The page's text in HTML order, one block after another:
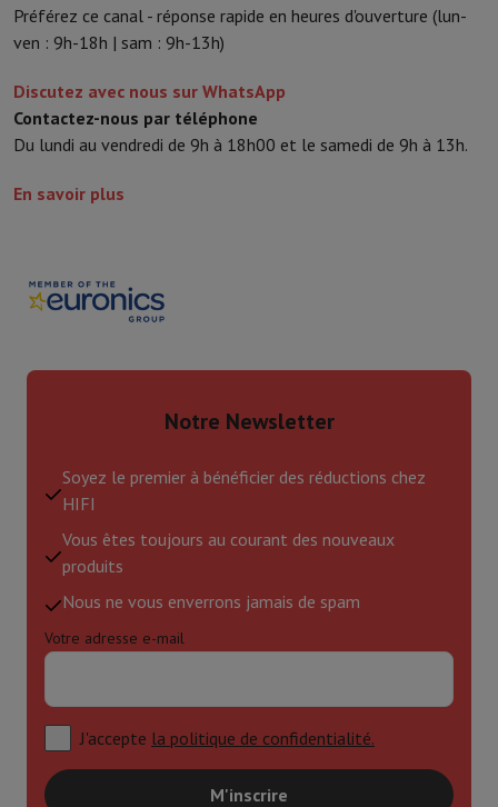
Préférez ce canal - réponse rapide en heures d'ouverture (lun-
ven : 9h-18h | sam : 9h-13h)
Discutez avec nous sur WhatsApp
Contactez-nous par téléphone
Du lundi au vendredi de 9h à 18h00 et le samedi de 9h à 13h.
En savoir plus
Notre Newsletter
Soyez le premier à bénéficier des réductions chez
HIFI
Vous êtes toujours au courant des nouveaux
produits
Nous ne vous enverrons jamais de spam
Votre adresse e-mail
J'accepte la politique de confidentialité.
M'inscrire